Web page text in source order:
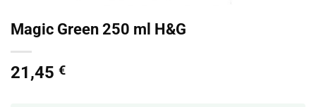
Magic Green 250 ml H&G
21,45 €